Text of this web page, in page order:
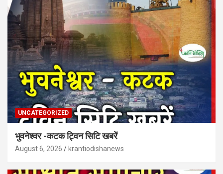
UNCATEGORIZED
भुवनेश्वर -कटक ट्विन सिटि खबरें
August 6, 2026 krantiodishanews